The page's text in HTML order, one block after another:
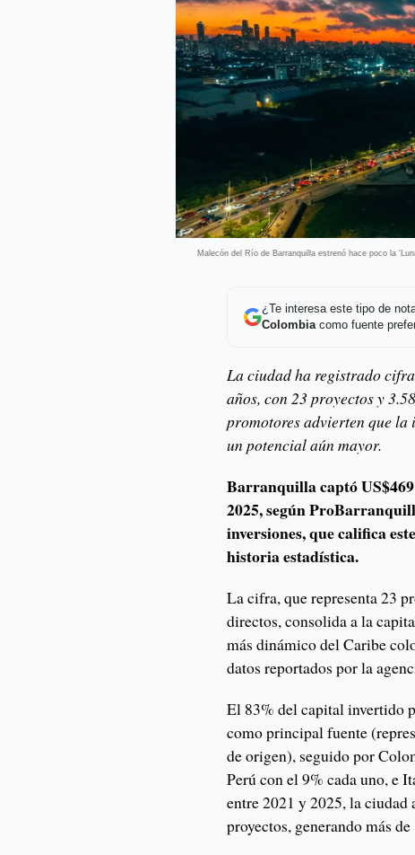
Malecón del Río de Barranquilla estrenó hace poco la
¿Te interesa este tipo de
Colombiacomo fuente
La ciudad ha registrado
años, con 23 proyectos y
promotores advierten que
un potencial aún mayor.
Barranquilla captó
2025, según
inversiones, que califica
historia estadística.
La cifra, que representa 23
directos, consolida a la
más dinámico del Caribe
datos reportados por la
El 83% del capital invertido
como principal fuente
de origen), seguido por
Perú con el 9% cada uno, e
entre 2021 y 2025, la
proyectos, generando más